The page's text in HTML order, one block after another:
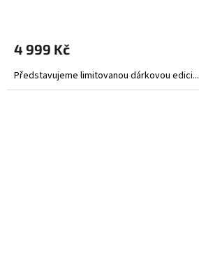
4 999 Kč
Představujeme limitovanou dárkovou edici...